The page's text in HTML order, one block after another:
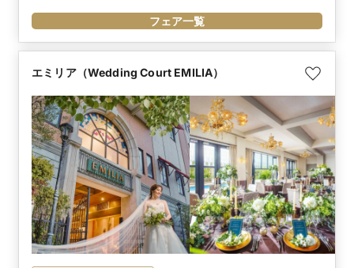
金沢駅で乗り換え→金沢駅東口（路線バス ￥200- 8・9・10番乗り場
から乗車） 「香林坊」下車徒歩約5分 JR「金沢駅」東口のタクシー乗り
フェア一覧
エミリア（Wedding Court EMILIA）